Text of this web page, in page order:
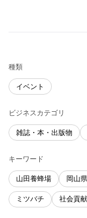
種類
イベント
ビジネスカテゴリ
雑誌・本・出版物
キーワード
山田養蜂場 岡山県
ミツバチ 社会貢献